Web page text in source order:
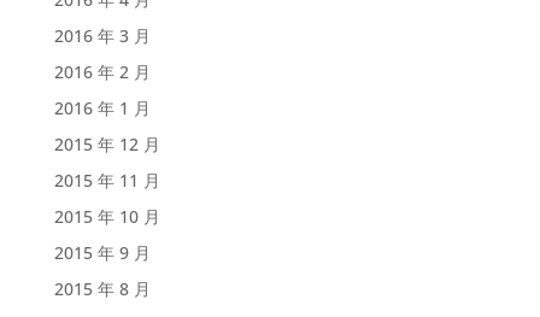
2016 年 3 月
2016 年 2 月
2016 年 1 月
2015 年 12 月
2015 年 11 月
2015 年 10 月
2015 年 9 月
2015 年 8 月